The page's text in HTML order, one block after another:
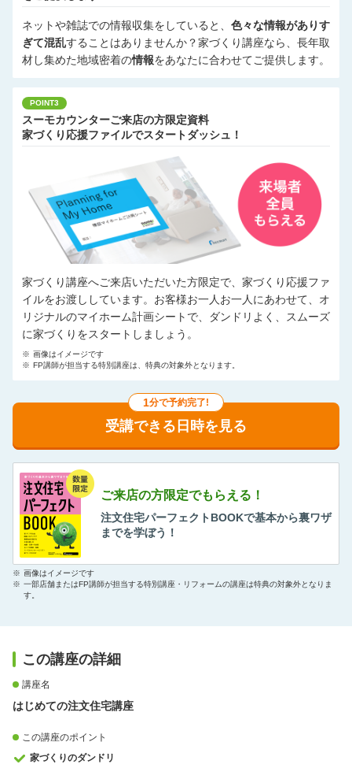
ネットや雑誌での情報収集をしていると、 色々な情報がありす
ぎて混乱することはありませんか？家づくり講座なら、長年取
材し集めた地域密着の情報をあなたに合わせてご提供します。
POINT3
スーモカウンターご来店の方限定資料
家づくり応援ファイルでスタートダッシュ！
家づくり講座へご来店いただいた方限定で、家づくり応援ファ
イルをお渡ししています。お客様お一人お一人にあわせて、オ
リジナルのマイホーム計画シートで、ダンドリよく、スムーズ
に家づくりをスタートしましょう。
※ 画像はイメージです
※ FP講師が担当する特別講座は、特典の対象外となります。
1分で予約完了!
受講できる日時を見る
ご来店の方限定でもらえる！
注文住宅パーフェクトBOOKで基本から裏ワザ
までを学ぼう！
※ 画像はイメージです
※ 一部店舗またはFP講師が担当する特別講座・リフォームの講座は特典の対象外となりま
す。
この講座の詳細
講座名
はじめての注文住宅講座
この講座のポイント
家づくりのダンドリ